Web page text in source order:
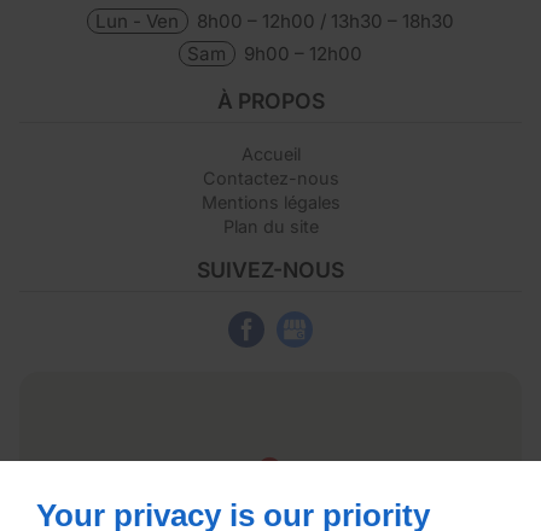
Lun - Ven
8h00 – 12h00 / 13h30 – 18h30
Sam
9h00 – 12h00
À PROPOS
Accueil
Contactez-nous
Mentions légales
Plan du site
SUIVEZ-NOUS
Your privacy is our priority